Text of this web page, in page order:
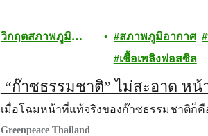
วิกฤตสภาพภูมิ
สภาพภูมิอากาศ
เชื้อเพลิงฟอสซิล
“ก๊าซธรรมชาติ” ไม่สะอาด ห
เมื่อโฉมหน้าที่แท้จริงของก๊าซธรรมชาติก็
Greenpeace Thailand